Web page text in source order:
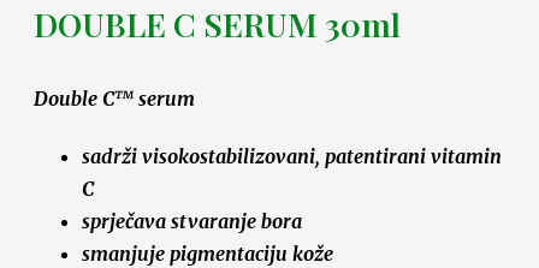
DOUBLE C SERUM 30ml
Double C™ serum
sadrži visokostabilizovani, patentirani vitamin
C
sprječava stvaranje bora
smanjuje pigmentaciju kože